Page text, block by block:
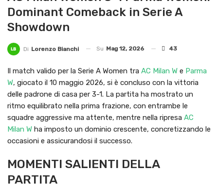
Dominant Comeback in Serie A
Showdown
Di Lorenzo Bianchi Su Mag 12, 2026 43
Il match valido per la Serie A Women tra AC Milan W e Parma
W, giocato il 10 maggio 2026, si è concluso con la vittoria
delle padrone di casa per 3-1. La partita ha mostrato un
ritmo equilibrato nella prima frazione, con entrambe le
squadre aggressive ma attente, mentre nella ripresa AC
Milan W ha imposto un dominio crescente, concretizzando le
occasioni e assicurandosi il successo.
MOMENTI SALIENTI DELLA
PARTITA